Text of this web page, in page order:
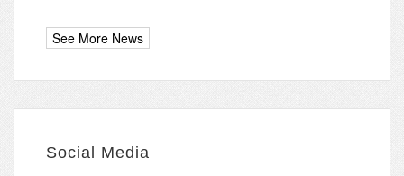
Social Media